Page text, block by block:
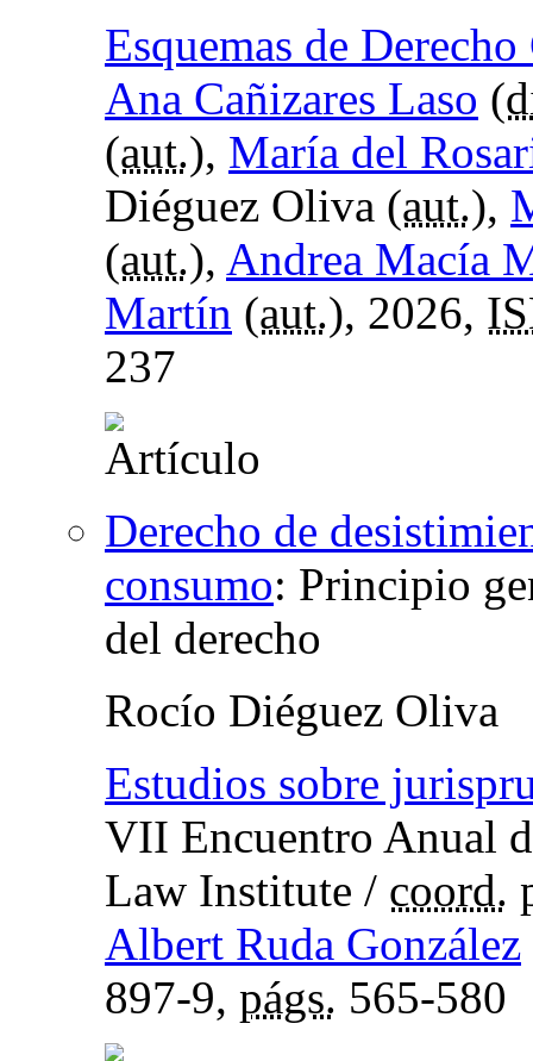
Esquemas de
Ana Cañizares Laso (
(aut.), María del
Diéguez Oliva (aut.),
(aut.), Andrea Macía
Martín (aut.), 2026,
237
Derecho de
consumo: Principio
del derecho
Rocío Diéguez Oliva
Estudios sobre
VII Encuentro Anual
Law Institute / coord.
Albert Ruda González
897-9, págs. 565-580